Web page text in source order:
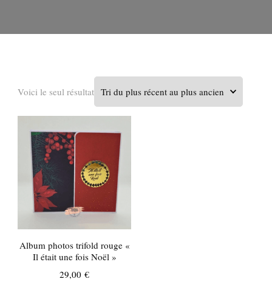
Voici le seul résultat
Album photos trifold rouge «
Il était une fois Noël »
29,00€